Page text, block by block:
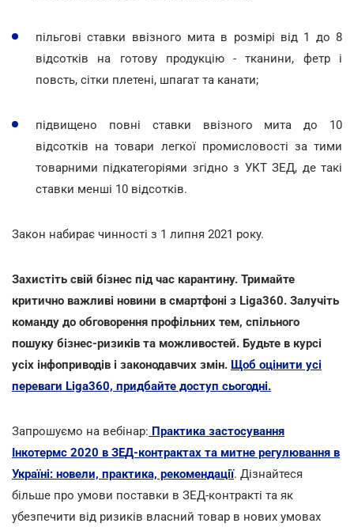
пільгові ставки ввізного мита в розмірі від 1 до 8
відсотків на готову продукцію - тканини, фетр і
повсть, сітки плетені, шпагат та канати;
підвищено повні ставки ввізного мита до 10
відсотків на товари легкої промисловості за тими
товарними підкатегоріями згідно з УКТ ЗЕД, де такі
ставки менші 10 відсотків.
Закон набирає чинності з 1 липня 2021 року.
Захистіть свій бізнес під час карантину. Тримайте
критично важливі новини в смартфоні з Liga360. Залучіть
команду до обговорення профільних тем, спільного
пошуку бізнес-ризиків та можливостей. Будьте в курсі
усіх інфоприводів і законодавчих змін. Щоб оцінити усі
переваги Liga360, придбайте доступ сьогодні.
Запрошуємо на вебінар: Практика застосування
Інкотермс 2020 в ЗЕД-контрактах та митне регулювання в
Україні: новели, практика, рекомендації. Дізнайтеся
більше про умови поставки в ЗЕД-контракті та як
убезпечити від ризиків власний товар в нових умовах